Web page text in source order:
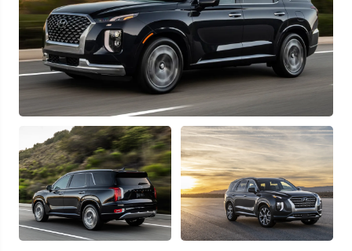
Узнать выгоду
Отправляя данную форму Вы даетесогласие на обработкусвоих
персональных данных